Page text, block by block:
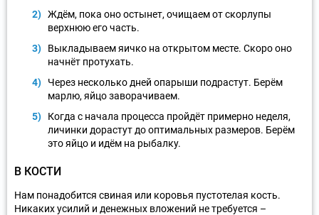
Ждём, пока оно остынет, очищаем от скорлупы
верхнюю его часть.
Выкладываем яичко на открытом месте. Скоро оно
начнёт протухать.
Через несколько дней опарыши подрастут. Берём
марлю, яйцо заворачиваем.
Когда с начала процесса пройдёт примерно неделя,
личинки дорастут до оптимальных размеров. Берём
это яйцо и идём на рыбалку.
В КОСТИ
Нам понадобится свиная или коровья пустотелая кость.
Никаких усилий и денежных вложений не требуется –